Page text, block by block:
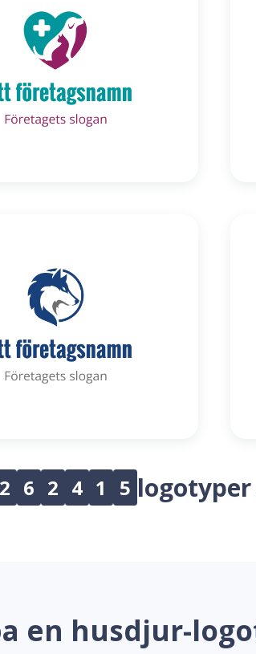
2 6 2 4 1 5 logotyper
en husdjur-